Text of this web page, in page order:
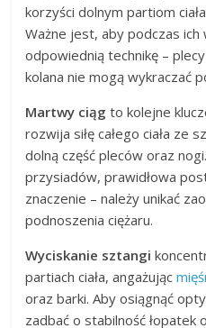
korzyści dolnym partiom
Ważne jest, aby podczas ich
odpowiednią technikę –
kolana nie mogą wykraczać
Martwy ciąg to kolejne
rozwija siłę całego ciała ze
dolną część pleców oraz
przysiadów, prawidłowa
znaczenie – należy unikać
podnoszenia ciężaru.
Wyciskanie sztangi
partiach ciała, angażując
oraz barki. Aby osiągnąć
zadbać o stabilność łopatek